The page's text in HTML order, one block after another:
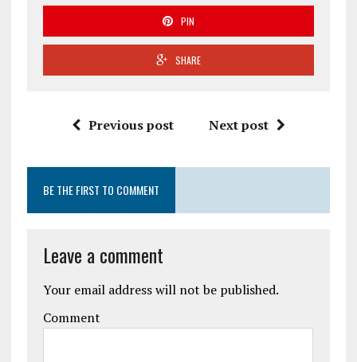
PIN
SHARE
Previous post Next post
BE THE FIRST TO COMMENT
Leave a comment
Your email address will not be published.
Comment